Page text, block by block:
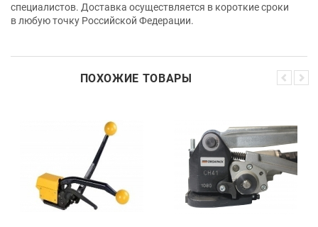
специалистов. Доставка осуществляется в короткие сроки
в любую точку Российской Федерации.
ПОХОЖИЕ ТОВАРЫ